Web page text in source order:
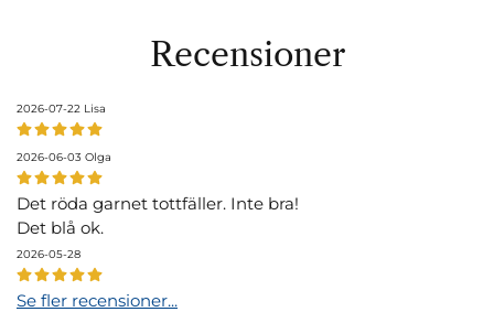
Recensioner
2026-07-22 Lisa
2026-06-03 Olga
Det röda garnet tottfäller. Inte bra!
Det blå ok.
2026-05-28
Se fler recensioner...